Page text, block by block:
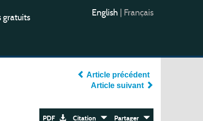
gratuits English Français
Article précédent
Article suivant
PDF Citation Partager